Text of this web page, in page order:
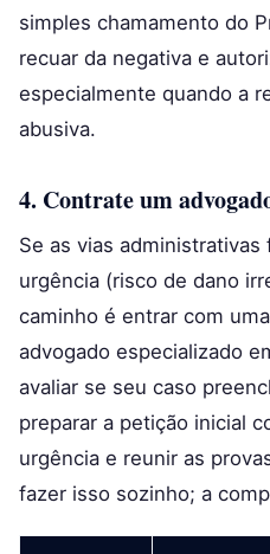
simples chamamento do
recuar da negativa e
especialmente quando a
abusiva.
4. Contrate um
Se as vias
urgência (risco de dano
caminho é entrar com
advogado especializado
avaliar se seu caso
preparar a petição inicial
urgência e reunir as
fazer isso sozinho; a